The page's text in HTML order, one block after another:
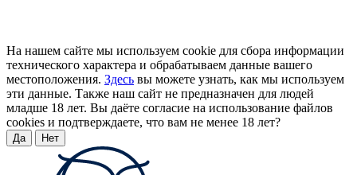
На нашем сайте мы используем cookie для сбора информации
технического характера и обрабатываем данные вашего
местоположения. Здесь вы можете узнать, как мы используем
эти данные. Также наш сайт не предназначен для людей
младше 18 лет. Вы даёте согласие на использование файлов
cookies и подтверждаете, что вам не менее 18 лет?
Да Нет